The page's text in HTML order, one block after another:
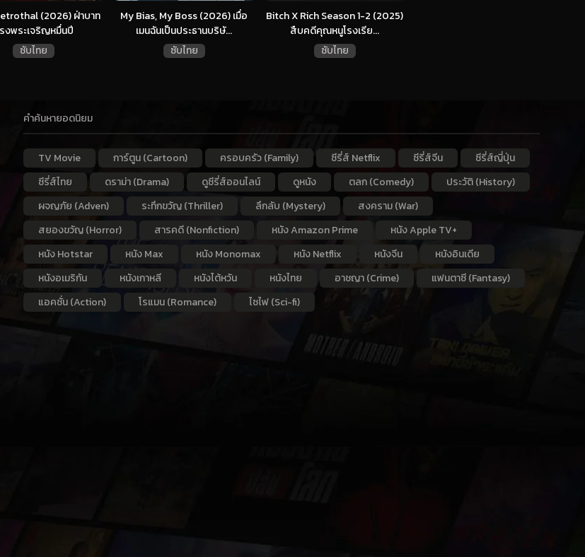
(2026) ฝ่าบาท
งพระเจริญหมื่นปี
ซับไทย
My Bias, My Boss (2026) เมื่อ
เมนฉันเป็นประธานบริษั...
ซับไทย
Bitch X Rich Season 1-2 (2025)
สืบคดีคุณหนูโรงเรีย...
ซับไทย
คำค้นหายอดนิยม
TV Movie การ์ตูน (Cartoon) ครอบครัว (Family) ซีรี่ส์ Netflix ซีรี่ส์จีน
ซีรี่ส์ญี่ปุ่น
ซีรี่ส์ไทย
ดราม่า (Drama) ดูซีรี่ส์ออนไลน์ ดูหนัง ตลก (Comedy)
ประวัติ (History)
ผจญภัย (Adven)
ระทึกขวัญ (Thriller) ลึกลับ (Mystery)
สงคราม (War)
สยองขวัญ (Horror)
สารคดี (Nonfiction) หนัง Amazon Prime
หนัง Apple TV+
หนัง Hotstar
หนัง Max หนัง Monomax หนัง Netflix หนังจีน
หนังอินเดีย
หนังอเมริกัน
หนังเกาหลี หนังไต้หวัน หนังไทย อาชญา (Crime)
แฟนตาซี (Fantasy)
แอคชั่น (Action)
โรแมน (Romance) ไซไฟ (Sci-fi)